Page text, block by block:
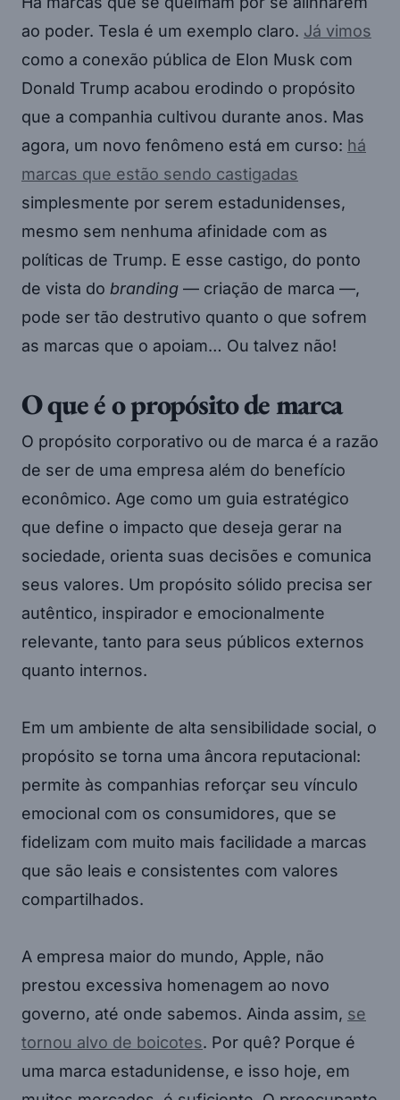
ao poder. Tesla é um exemplo claro. Já vimos
como a conexão pública de Elon Musk com
Donald Trump acabou erodindo o propósito
que a companhia cultivou durante anos. Mas
agora, um novo fenômeno está em curso: há
marcas que estão sendo castigadas
simplesmente por serem estadunidenses,
mesmo sem nenhuma afinidade com as
políticas de Trump. E esse castigo, do ponto
de vista do branding — criação de marca —,
pode ser tão destrutivo quanto o que sofrem
as marcas que o apoiam… Ou talvez não!
O que é o propósito de marca
O propósito corporativo ou de marca é a razão
de ser de uma empresa além do benefício
econômico. Age como um guia estratégico
que define o impacto que deseja gerar na
sociedade, orienta suas decisões e comunica
seus valores. Um propósito sólido precisa ser
autêntico, inspirador e emocionalmente
relevante, tanto para seus públicos externos
quanto internos.
Em um ambiente de alta sensibilidade social, o
propósito se torna uma âncora reputacional:
permite às companhias reforçar seu vínculo
emocional com os consumidores, que se
fidelizam com muito mais facilidade a marcas
que são leais e consistentes com valores
compartilhados.
A empresa maior do mundo, Apple, não
prestou excessiva homenagem ao novo
governo, até onde sabemos. Ainda assim, se
tornou alvo de boicotes. Por quê? Porque é
uma marca estadunidense, e isso hoje, em